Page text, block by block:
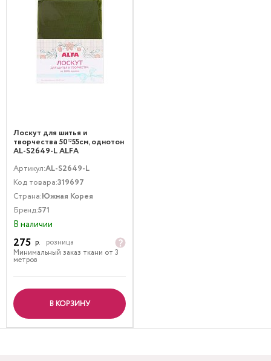
Лоскут для шитья и
творчества 50*55см, однотон
AL-S2649-L ALFA
Артикул:AL-S2649-L
Код товара:319697
Страна:Южная Корея
Бренд:571
В наличии
275 р.
розница
Минимальный заказ ткани от 3
метров
В КОРЗИНУ